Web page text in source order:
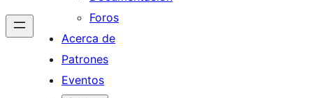
Foros
Acerca de
Patrones
Eventos